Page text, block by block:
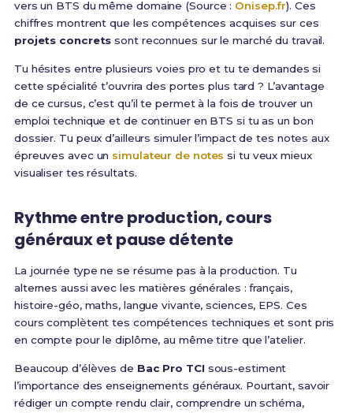
vers un BTS du même domaine (Source : Onisep.fr). Ces
chiffres montrent que les compétences acquises sur ces
projets concrets sont reconnues sur le marché du travail.
Tu hésites entre plusieurs voies pro et tu te demandes si
cette spécialité t’ouvrira des portes plus tard ? L’avantage
de ce cursus, c’est qu’il te permet à la fois de trouver un
emploi technique et de continuer en BTS si tu as un bon
dossier. Tu peux d’ailleurs simuler l’impact de tes notes aux
épreuves avec un simulateur de notes si tu veux mieux
visualiser tes résultats.
Rythme entre production, cours
généraux et pause détente
La journée type ne se résume pas à la production. Tu
alternes aussi avec les matières générales : français,
histoire-géo, maths, langue vivante, sciences, EPS. Ces
cours complètent tes compétences techniques et sont pris
en compte pour le diplôme, au même titre que l’atelier.
Beaucoup d’élèves de Bac Pro TCIsous-estiment
l’importance des enseignements généraux. Pourtant, savoir
rédiger un compte rendu clair, comprendre un schéma,